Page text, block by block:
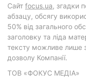
Cайт focus.ua, згадки
абзацу, обсягу
50% від загального
заголовку та ліда
тексту можливе лише
дозволу Компанії.
ТОВ «ФОКУС МЕДІА»